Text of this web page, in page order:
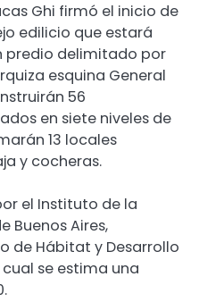
Ghi firmó el inicio de
edilicio que estará
predio delimitado por
esquina General
56
en siete niveles de
13 locales
y cocheras.
el Instituto de la
Buenos Aires,
de Hábitat y Desarrollo
se estima una